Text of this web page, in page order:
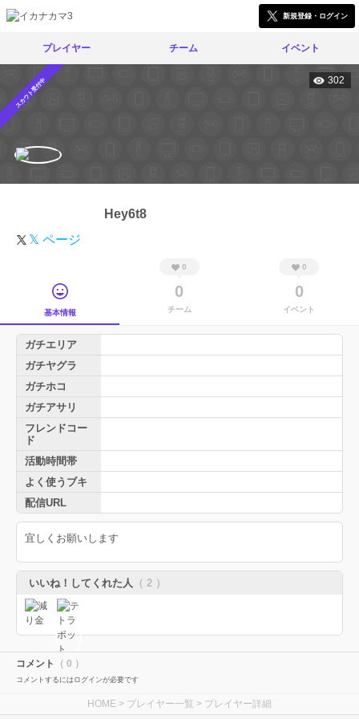
新規登録・ログイン
プレイヤー チーム イベント
スカウト受付中 302
Hey6t8
𝕏 ページ
基本情報
0
0
チーム
0
0
イベント
ガチエリア
ガチヤグラ
ガチホコ
ガチアサリ
フレンドコー
ド
活動時間帯
よく使うブキ
配信URL
宜しくお願いします
いいね！してくれた人 （ 2 ）
コメント （ 0 ）
コメントするにはログインが必要です
HOME > プレイヤー一覧 > プレイヤー詳細